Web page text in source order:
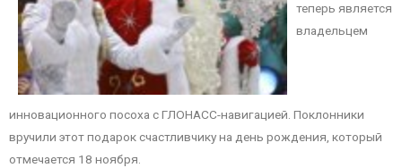
теперь является
владельцем
инновационного посоха с ГЛОНАСС-навигацией. Поклонники
вручили этот подарок счастливчику на день рождения, который
отмечается 18 ноября.